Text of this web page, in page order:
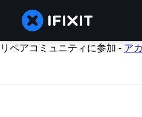
リペアコミュニティに参加 - ア